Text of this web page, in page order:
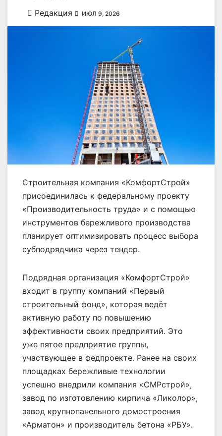
Редакция ИЮЛ 9, 2026
Строительная компания «КомфортСтрой»
присоединилась к федеральному проекту
«Производительность труда» и с помощью
инструментов бережливого производства
планирует оптимизировать процесс выбора
субподрядчика через тендер.
Подрядная организация «КомфортСтрой»
входит в группу компаний «Первый
строительный фонд», которая ведёт
активную работу по повышению
эффективности своих предприятий. Это
уже пятое предприятие группы,
участвующее в федпроекте. Ранее на своих
площадках бережливые технологии
успешно внедрили компания «СМРстрой»,
завод по изготовлению кирпича «Ликолор»,
завод крупнопанельного домостроения
«Арматон» и производитель бетона «РБУ».